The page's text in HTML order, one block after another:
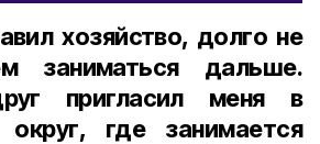
хозяйство, долго не
заниматься дальше.
пригласил меня в
округ, где занимается